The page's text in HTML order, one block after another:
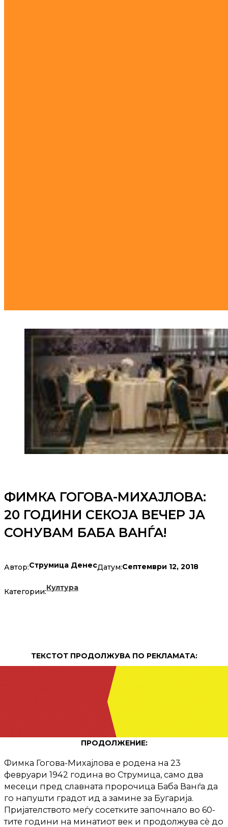
ФИМКА ГОГОВА-МИХАЈЛОВА:
20 ГОДИНИ СЕКОЈА ВЕЧЕР ЈА
СОНУВАМ БАБА ВАНЃА!
Автор:Струмица ДенесДатум:Септември 12, 2018
Категории:Култура
ТЕКСТОТ ПРОДОЛЖУВА ПО РЕКЛАМАТА:
ПРОДОЛЖЕНИЕ:
Фимка Гогова-Михајлова е родена на 23
февруари 1942 година во Струмица, само два
месеци пред славната пророчица Баба Ванѓа да
го напушти градот ид а замине за Бугарија.
Пријателството меѓу сосетките започнало во 60-
тите години на минатиот век и продолжува сѐ до